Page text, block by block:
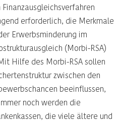
erforderlich, die Merkmale
Erwerbsminderung im
(Morbi-RSA)
Hilfe des Morbi-RSA sollen
zwischen den
beeinflussen,
noch werden die
die viele ältere und